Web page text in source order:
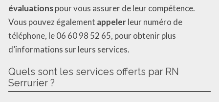
évaluationspour vous assurer de leur compétence.
Vous pouvez également appelerleur numéro de
téléphone, le 06 60 98 52 65, pour obtenir plus
d’informations sur leurs services.
Quels sont les services offerts par RN
Serrurier ?